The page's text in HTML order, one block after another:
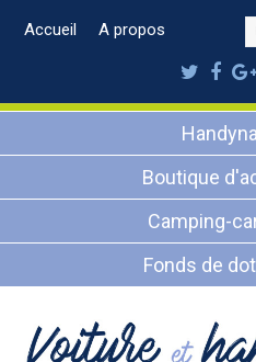
Accueil A propos
Twitter
Boutique
Camping-
Fonds de